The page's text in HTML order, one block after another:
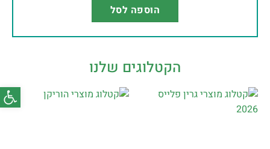
הוספה לסל
הקטלוגים שלנו
פתח